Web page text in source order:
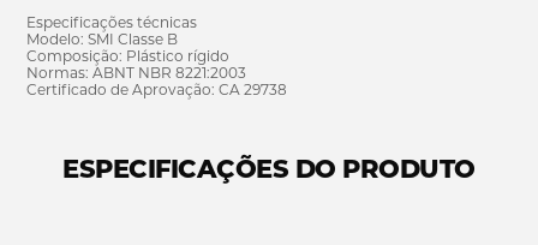
Especificações técnicas
Modelo: SMI Classe B
Composição: Plástico rígido
Normas: ABNT NBR 8221:2003
Certificado de Aprovação: CA 29738
ESPECIFICAÇÕES DO PRODUTO